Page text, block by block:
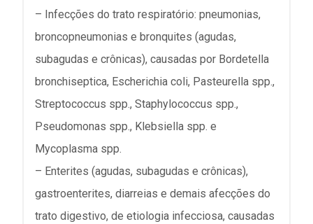
– Infecções do trato respiratório: pneumonias,
broncopneumonias e bronquites (agudas,
subagudas e crônicas), causadas por Bordetella
bronchiseptica, Escherichia coli, Pasteurella spp.,
Streptococcus spp., Staphylococcus spp.,
Pseudomonas spp., Klebsiella spp. e
Mycoplasma spp.
– Enterites (agudas, subagudas e crônicas),
gastroenterites, diarreias e demais afecções do
trato digestivo, de etiologia infecciosa, causadas